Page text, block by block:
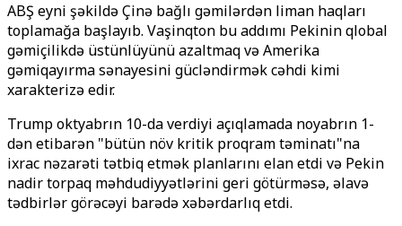
ABŞ eyni şəkildə Çinə bağlı gəmilərdən liman haqları
toplamağa başlayıb. Vaşinqton bu addımı Pekinin qlobal
gəmiçilikdə üstünlüyünü azaltmaq və Amerika
gəmiqayırma sənayesini gücləndirmək cəhdi kimi
xarakterizə edir.
Trump oktyabrın 10-da verdiyi açıqlamada noyabrın 1-
dən etibarən "bütün növ kritik proqram təminatı"na
ixrac nəzarəti tətbiq etmək planlarını elan etdi və Pekin
nadir torpaq məhdudiyyətlərini geri götürməsə, əlavə
tədbirlər görəcəyi barədə xəbərdarlıq etdi.